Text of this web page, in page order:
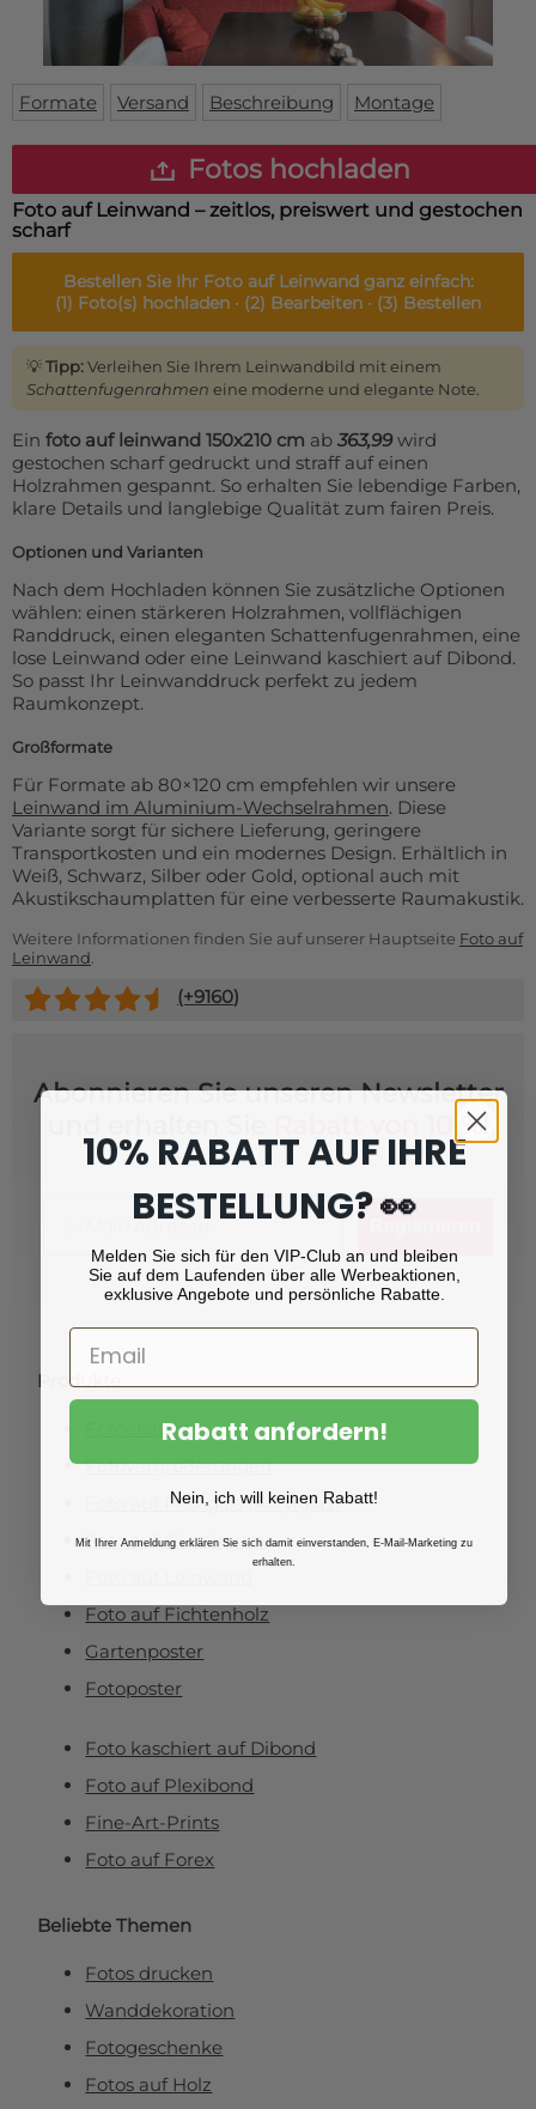
Bodenmatte
Custom skateboard deck
Formate Versand Beschreibung Montage
Fotos hochladen
Foto auf Leinwand – zeitlos, preiswert und gestochen
scharf
Bestellen Sie Ihr Foto auf Leinwandganz einfach:
(1) Foto(s) hochladen · (2) Bearbeiten · (3) Bestellen
💡Tipp:Verleihen Sie Ihrem Leinwandbild mit einem
Schattenfugenrahmen eine moderne und elegante Note.
Ein foto auf leinwand 150x210 cm ab 363,99wird
gestochen scharf gedruckt und straff auf einen
Holzrahmen gespannt. So erhalten Sie lebendige Farben,
klare Details und langlebige Qualität zum fairen Preis.
Optionen und Varianten
Nach dem Hochladen können Sie zusätzliche Optionen
wählen: einen stärkeren Holzrahmen, vollflächigen
Randdruck, einen eleganten Schattenfugenrahmen, eine
lose Leinwand oder eine Leinwand kaschiert auf Dibond.
So passt Ihr Leinwanddruck perfekt zu jedem
Raumkonzept.
Großformate
Für Formate ab 80×120 cm empfehlen wir unsere
Leinwand im Aluminium-Wechselrahmen. Diese
Variante sorgt für sichere Lieferung, geringere
Transportkosten und ein modernes Design. Erhältlich in
Weiß, Schwarz, Silber oder Gold, optional auch mit
Akustikschaumplatten für eine verbesserte Raumakustik.
Weitere Informationen finden Sie auf unserer Hauptseite Foto auf
Leinwand
(+9160)
Abonnieren Sie unseren Newsletter
Rabatt von 10 %!
Produkte
Fotoabzüge
Fotovergrößerungen
Foto auf Plexiglas (Acrylglas)
Foto auf Aluminium
Foto auf Fichtenholz
Gartenposter
Fotoposter
Foto kaschiert auf Dibond
Foto auf Plexibond
Fine-Art-Prints
Foto auf Forex
Beliebte Themen
Fotos drucken
Wanddekoration
Fotogeschenke
Fotos auf Holz
10% RABATT AUF IHRE
BESTELLUNG? 👀
Melden Sie sich für den VIP-Club an und bleiben
Sie auf dem Laufenden über alle Werbeaktionen,
exklusive Angebote und persönliche Rabatte.
Rabatt anfordern!
Nein, ich will keinen Rabatt!
Mit Ihrer Anmeldung erklären Sie sich damit einverstanden, E-Mail-Marketing zu
erhalten.